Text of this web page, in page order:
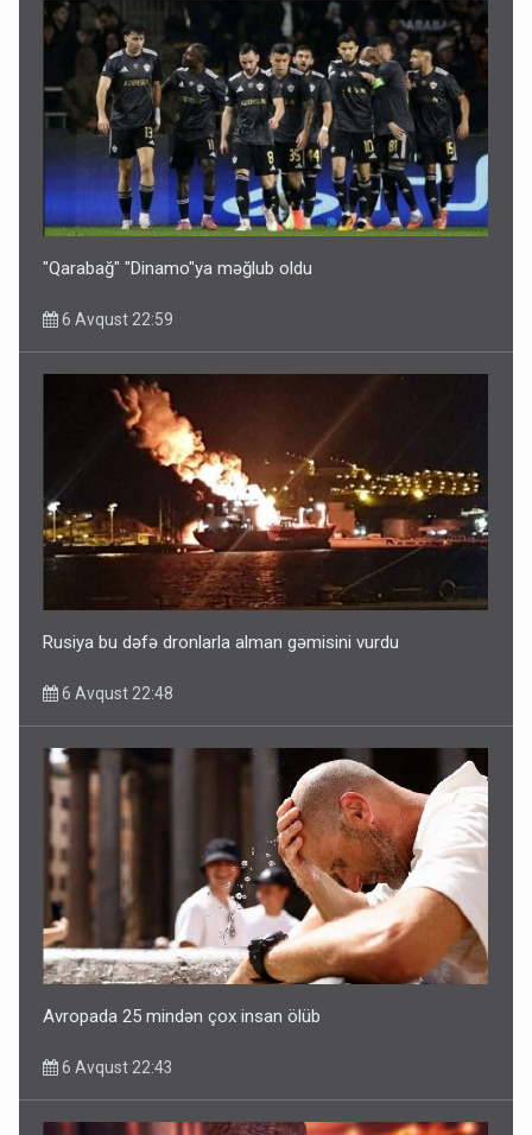
Bu ölkələrə şəxsiyyət vəsiqəsi ilə gedə biləcəksiniz -
SİYAHI
6 Avqust 10:53
Ərdoğana sui-qəsd planının iştirakçısı detalları açıqladı
"Qarabağ" "Dinamo"ya məğlub oldu
6 Avqust 22:59
Rusiya bu dəfə dronlarla alman gəmisini vurdu
6 Avqust 22:48
Avropada 25 mindən çox insan ölüb
6 Avqust 22:43